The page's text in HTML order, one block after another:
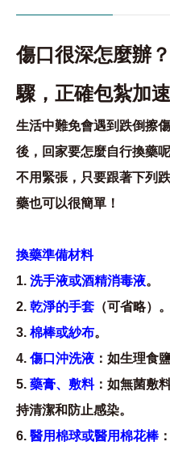
傷口很深怎麼辦
驟，正確包紮加
生活中難免會遇到跌倒擦
後，回家要怎麼自行換藥
不用緊張，只要跟著下列
藥也可以很簡單！
換藥準備材料
1. 洗手液或酒精消毒液。
2. 乾淨的手套 （可省略）。
3. 棉棒或紗布。
4. 傷口沖洗液 ：如生理食
5. 藥膏、敷料：如無菌敷
持清潔和防止感染。
6. 醫用棉球或醫用棉花棒